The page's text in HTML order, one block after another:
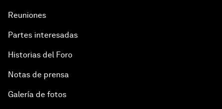
Reuniones
Partes interesadas
Historias del Foro
Notas de prensa
Galería de fotos